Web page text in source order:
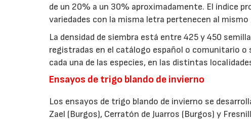
de un 20% a un 30% aproximadamente. El índice
variedades con la misma letra pertenecen al
La densidad de siembra está entre 425 y 450
registradas en el catálogo español o comunitario o
cada una de las especies, en las distintas
Ensayos de trigo blando de invierno
Los ensayos de trigo blando de invierno se
Zael (Burgos), Cerratón de Juarros (Burgos) y